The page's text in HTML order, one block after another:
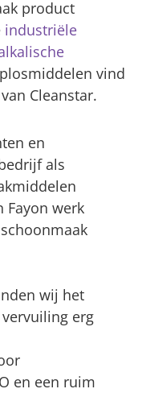
product
industriële
vind
Cleanstar.
en
als
Fayon werk
wij het
erg
en een ruim